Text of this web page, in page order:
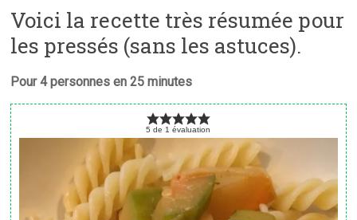
Voici la recette très résumée pour
les pressés (sans les astuces).
Pour 4 personnes en 25 minutes
5 de 1 évaluation